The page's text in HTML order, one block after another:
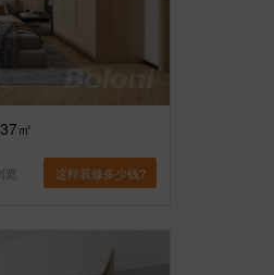
㎡
览 这样装修多少钱?